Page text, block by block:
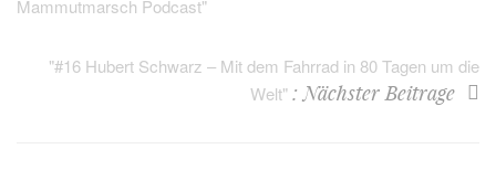
Mammutmarsch Podcast"
"#16 Hubert Schwarz – Mit dem Fahrrad in 80 Tagen um die
Welt": Nächster Beitrage